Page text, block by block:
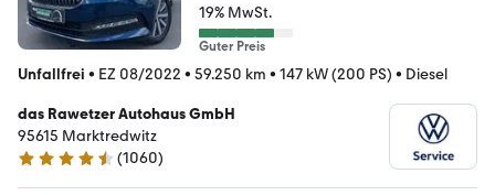
19% MwSt.
Guter Preis
Unfallfrei • EZ 08/2022 • 59.250 km • 147 kW (200 PS) • Diesel
das Rawetzer Autohaus GmbH
95615 Marktredwitz
4.6 Sterne
(1060)